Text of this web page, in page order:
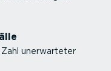
unerwar­teter